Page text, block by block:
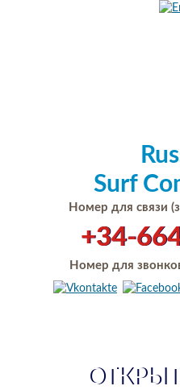
Surf
Номер для связи
+34-
Номер для